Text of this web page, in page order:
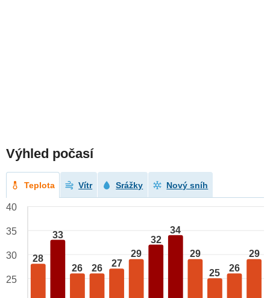
Výhled počasí
Teplota Vítr Srážky Nový sníh
28
33
26 26 27
29
32
34
29
25 26
29
40
35
30
25